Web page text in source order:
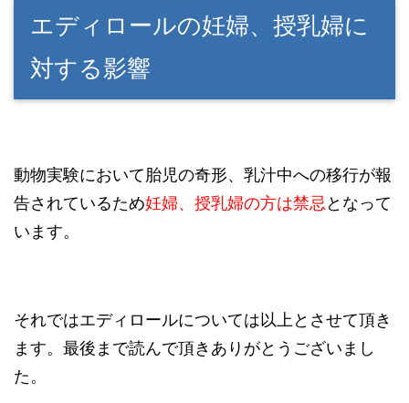
エディロールの妊婦、授乳婦に
対する影響
動物実験において胎児の奇形、乳汁中への移行が報
告されているため妊婦、授乳婦の方は禁忌 となって
います。
それではエディロールについては以上とさせて頂き
ます。最後まで読んで頂きありがとうございまし
た。